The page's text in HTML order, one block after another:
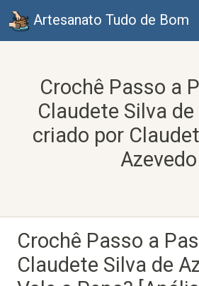
Artesanato Tudo de Bom
Crochê Passo a
Claudete Silva de
criado por
Azevedo
Crochê Passo a
Claudete Silva de